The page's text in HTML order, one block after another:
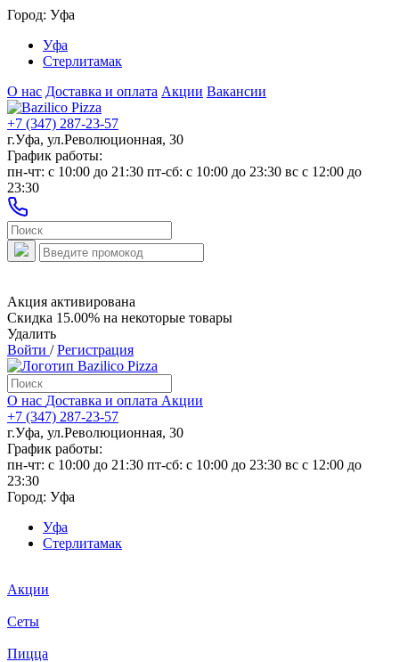
Город: Уфа
Уфа
Стерлитамак
О нас Доставка и оплата Акции Вакансии
+7 (347) 287-23-57
г.Уфа, ул.Революционная, 30
График работы:
пн-чт: c 10:00 до 21:30 пт-сб: c 10:00 до 23:30 вс с 12:00 до
23:30
Акция активирована
Скидка 15.00% на некоторые товары
Удалить
Войти /Регистрация
О нас Доставка и оплата Акции
+7 (347) 287-23-57
г.Уфа, ул.Революционная, 30
График работы:
пн-чт: c 10:00 до 21:30 пт-сб: c 10:00 до 23:30 вс с 12:00 до
23:30
Город: Уфа
Уфа
Стерлитамак
Акции
Сеты
Пицца